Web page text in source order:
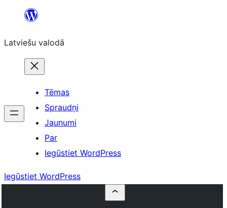
Pāriet
saturu
Latviešu valodā
Tēmas
Spraudņi
Jaunumi
Par
Iegūstiet WordPress
Iegūstiet WordPress